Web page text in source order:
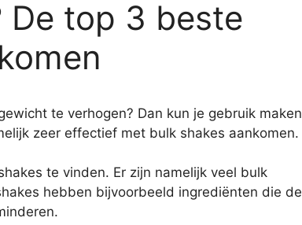
De top 3 beste
te verhogen? Dan kun je gebruik maken
zeer effectief met bulk shakes aankomen.
te vinden. Er zijn namelijk veel bulk
hebben bijvoorbeeld ingrediënten die de